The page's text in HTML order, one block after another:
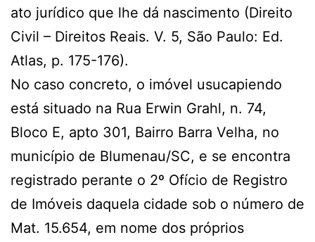
ato jurídico que lhe dá nascimento (Direito
Civil – Direitos Reais. V. 5, São Paulo: Ed.
Atlas, p. 175-176).
No caso concreto, o imóvel usucapiendo
está situado na Rua Erwin Grahl, n. 74,
Bloco E, apto 301, Bairro Barra Velha, no
município de Blumenau/SC, e se encontra
registrado perante o 2º Ofício de Registro
de Imóveis daquela cidade sob o número de
Mat. 15.654, em nome dos próprios